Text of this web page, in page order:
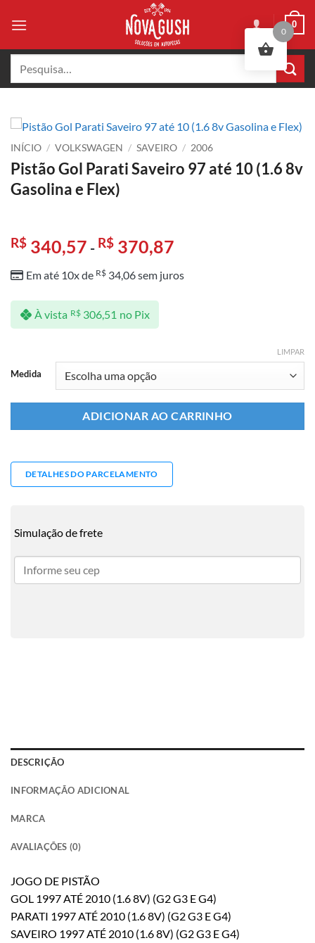
0
INÍCIO / VOLKSWAGEN / SAVEIRO / 2006
Pistão Gol Parati Saveiro 97 até 10 (1.6 8v
Gasolina e Flex)
R$ 340,57 - R$ 370,87
Em até 10x de R$ 34,06sem juros
À vista R$306,51 no Pix
Medida
LIMPAR
ADICIONAR AO CARRINHO
DETALHES DO PARCELAMENTO
Simulação de frete
DESCRIÇÃO
INFORMAÇÃO ADICIONAL
MARCA
AVALIAÇÕES (0)
JOGO DE PISTÃO
GOL 1997 ATÉ 2010 (1.6 8V) (G2 G3 E G4)
PARATI 1997 ATÉ 2010 (1.6 8V) (G2 G3 E G4)
SAVEIRO 1997 ATÉ 2010 (1.6 8V) (G2 G3 E G4)
0